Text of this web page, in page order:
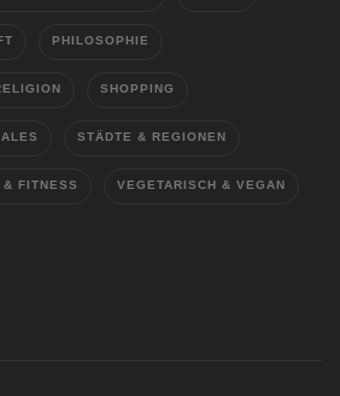
PHILOSOPHIE
SHOPPING
STÄDTE & REGIONEN
FITNESS VEGETARISCH & VEGAN